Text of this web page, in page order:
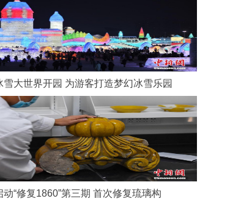
雪大世界开园 为游客打造梦幻冰雪乐园
动“修复1860”第三期 首次修复琉璃构